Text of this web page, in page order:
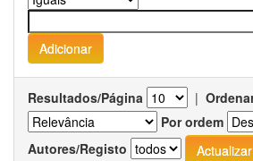
Resultados/Página |
Por ordem
Autores/Registo